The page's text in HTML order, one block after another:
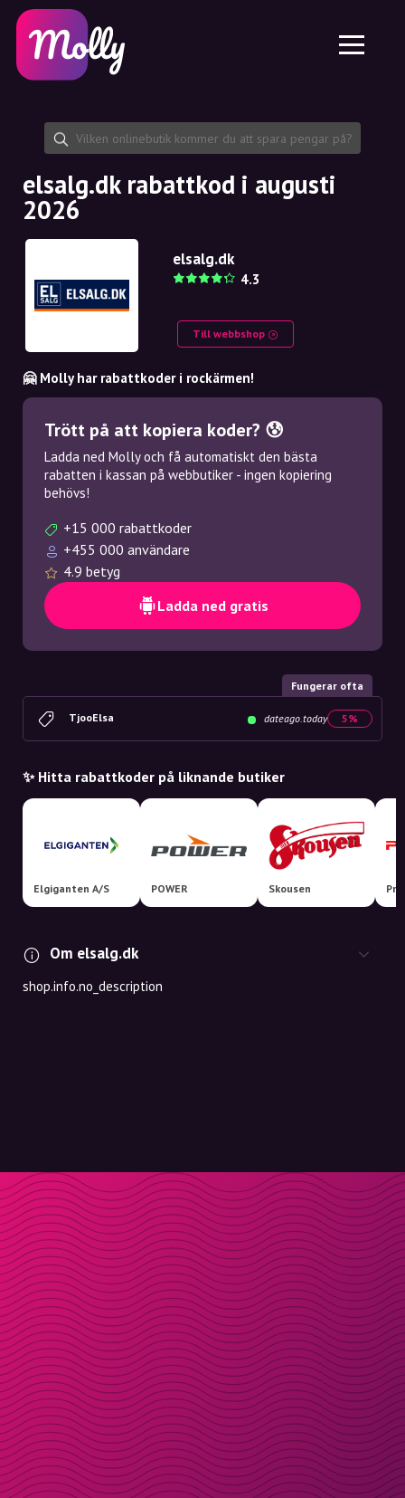
Hudvård
Hårvård
Dela rabattkod
Funktioner
Jobb
Om oss
Samarbete
Plattform
Molly till iPhone och iPad
Molly till Android
SE
EN
SE
NO
NL
elsalg.dk rabattkod i augusti
2026
elsalg.dk
4.3
Till webbshop
🤗 Molly har rabattkoder i rockärmen!
Trött på att kopiera koder? 😰
Ladda ned Molly och få automatiskt den bästa
rabatten i kassan på webbutiker - ingen kopiering
behövs!
+15 000 rabattkoder
+455 000 användare
4.9 betyg
Ladda ned gratis
Fungerar ofta
TjooElsa dateago.today 5%
✨ Hitta rabattkoder på liknande butiker
Elgiganten A/S POWER Skousen
Om elsalg.dk
shop.info.no_description